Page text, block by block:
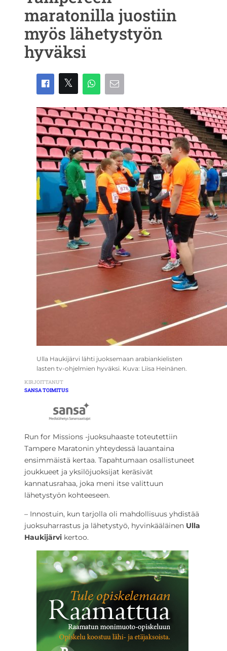
maratonilla juostiin
myös lähetystyön
hyväksi
Ulla Haukijärvi lähti juoksemaan arabiankielisten
lasten tv-ohjelmien hyväksi. Kuva: Liisa Heinänen.
KIRJOITTANUT
SANSA TOIMITUS
Run for Missions -juoksuhaaste toteutettiin
Tampere Maratonin yhteydessä lauantaina
ensimmäistä kertaa. Tapahtumaan osallistuneet
joukkueet ja yksilöjuoksijat keräsivät
kannatusrahaa, joka meni itse valittuun
lähetystyön kohteeseen.
– Innostuin, kun tarjolla oli mahdollisuus yhdistää
juoksuharrastus ja lähetystyö, hyvinkääläinen Ulla
Haukijärvi kertoo.